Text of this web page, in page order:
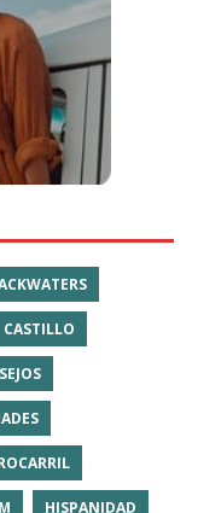
CASTILLO
HISPANIDAD